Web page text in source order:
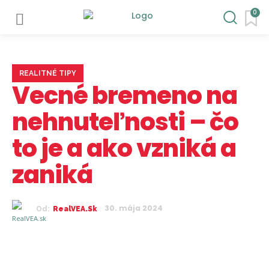
0
REALITNÉ TIPY
Vecné bremeno na
nehnuteľnosti – čo
to je a ako vzniká a
zaniká
Od: RealVEA.sk 30. mája 2024